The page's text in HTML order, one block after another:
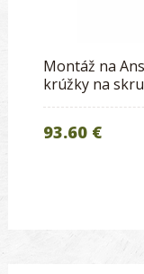
Montáž na
krúžky na
93.60 €